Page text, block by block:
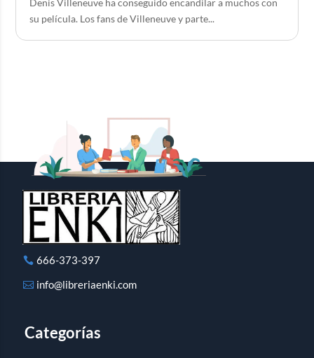
Denis Villeneuve ha conseguido encandilar a muchos con
su película. Los fans de Villeneuve y parte...
666-373-397
info@libreriaenki.com
Categorías